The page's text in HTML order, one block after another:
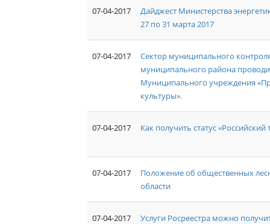
07-04-2017
Дайджест Министерства
27 по 31 марта 2017
07-04-2017
Сектор муниципального
муниципального района
Муниципального учреждения
культуры».
07-04-2017 Как получить статус «Российский
07-04-2017
Положение об общественных
области
07-04-2017 Услуги Росреестра можно